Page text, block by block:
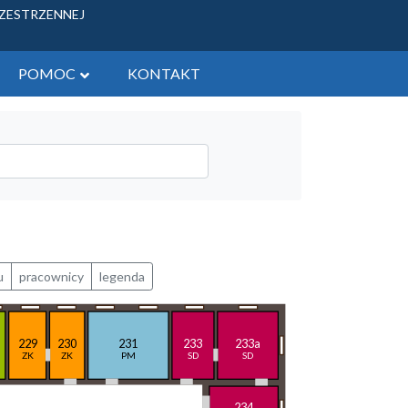
POMOC KONTAKT
pracownicy legenda
229
ZK
230
ZK
231
PM
233
SD
233a
SD